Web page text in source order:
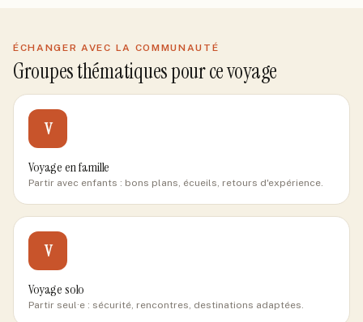
ÉCHANGER AVEC LA COMMUNAUTÉ
Groupes thématiques pour ce voyage
V
Voyage en famille
Partir avec enfants : bons plans, écueils, retours d'expérience.
V
Voyage solo
Partir seul·e : sécurité, rencontres, destinations adaptées.